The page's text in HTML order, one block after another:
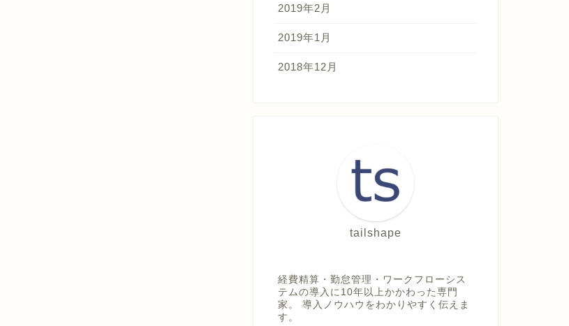
2019年2月
2019年1月
2018年12月
tailshape
経費精算・勤怠管理・ワークフローシス
テムの導入に10年以上かかわった専門
家。 導入ノウハウをわかりやすく伝えま
す。